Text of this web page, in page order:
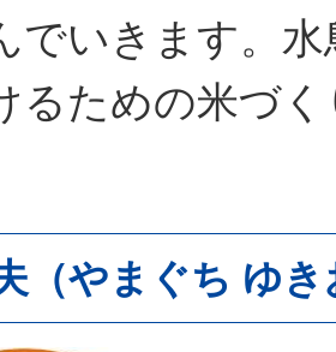
でいきます。
るための米づ
（やまぐち ゆき